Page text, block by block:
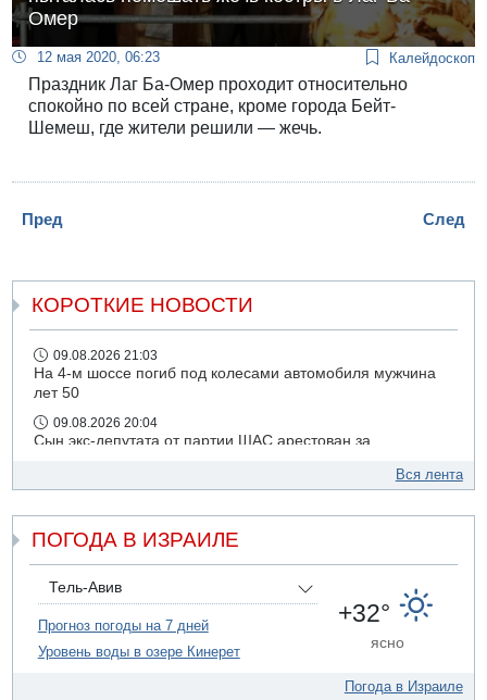
Омер
12 мая 2020, 06:23 Калейдоскоп
Праздник Лаг Ба-Омер проходит относительно
спокойно по всей стране, кроме города Бейт-
Шемеш, где жители решили — жечь.
Пред След
КОРОТКИЕ НОВОСТИ
09.08.2026 21:03
На 4-м шоссе погиб под колесами автомобиля мужчина
лет 50
09.08.2026 20:04
Сын экс-депутата от партии ШАС арестован за
09.08.2026 19:36
Кешет (Верхняя Галилея)
09.08.2026 19:10
Двое погибших при столкновении автомобилей на 1
шоссе
Вся лента
ПОГОДА В ИЗРАИЛЕ
Тель-Авив
Прогноз погоды на 7 дней
Уровень воды в озере Кинерет
+32°
ясно
Погода в Израиле